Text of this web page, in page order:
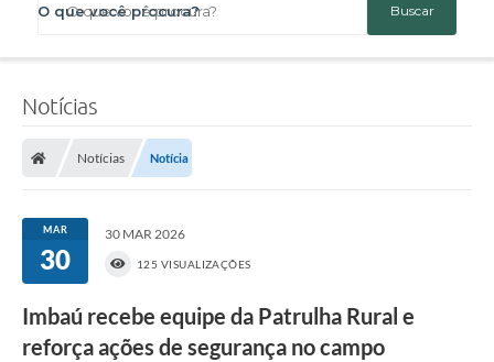
O que você procura?
Notícias
Notícias Notícia
MAR
30
30 MAR 2026
125 VISUALIZAÇÕES
Imbaú recebe equipe da Patrulha Rural e
reforça ações de segurança no campo